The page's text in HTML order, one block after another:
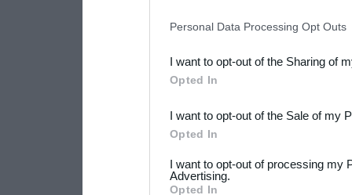
Downstream Participants
third parties.
Please note that this
not limited to your visit or
Personal Data Processing Opt Outs
I want to opt-out of the Sharing of
Opted In
I want to opt-out of the Sale of my
Opted In
I want to opt-out of processing my
Advertising.
Opted In